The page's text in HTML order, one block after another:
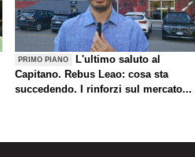
PRIMO PIANO
L'ultimo saluto al
Capitano. Rebus Leao: cosa sta
succedendo. I rinforzi sul mercato...